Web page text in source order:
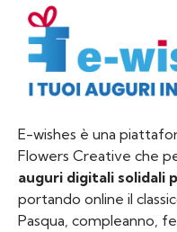
E-wishes è una
Flowers Creative che
auguri digitali solidali
portando online il
Pasqua, compleanno,